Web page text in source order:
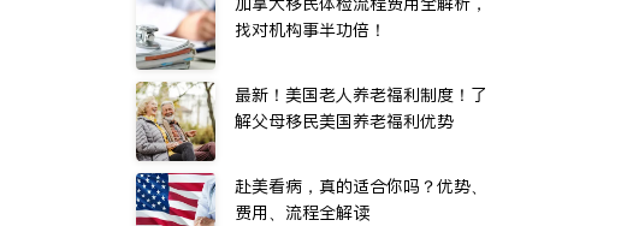
找对机构事半功倍！
最新！美国老人养老福利制度！了
解父母移民美国养老福利优势
赴美看病，真的适合你吗？优势、
费用、流程全解读